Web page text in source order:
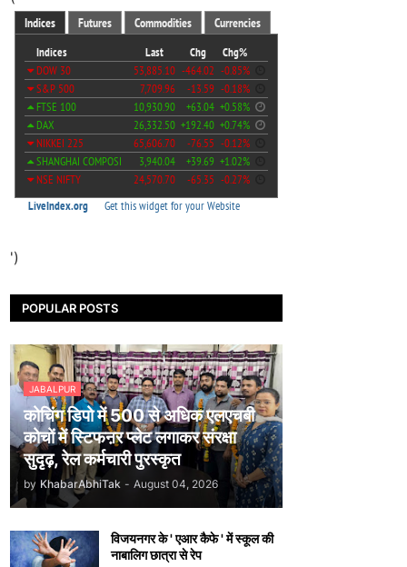
')
POPULAR POSTS
JABALPUR
कोचिंग डिपो में 500 से अधिक एलएचबी
कोचों में स्टिफऩर प्लेट लगाकर संरक्षा
सुदृढ़, रेल कर्मचारी पुरस्कृत
by KhabarAbhiTak - August 04, 2026
विजयनगर के ' एआर कैफे ' में स्कूल की
नाबालिग छात्रा से रेप